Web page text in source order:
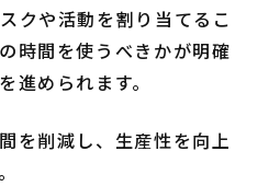
クや活動を割り当てるこ
時間を使うべきかが明確
進められます。
を削減し、生産性を向上